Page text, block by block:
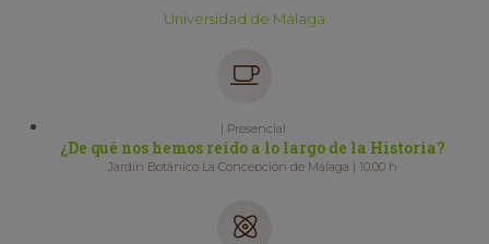
Universidad de Málaga
| Presencial
¿De qué nos hemos reído a lo largo de la Historia?
Jardín Botánico La Concepción de Málaga | 10.00 h